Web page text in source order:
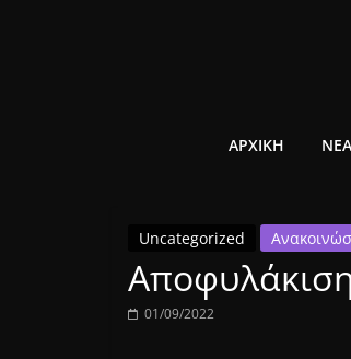
ελεύθερο
1431AM
ΑΡΧΙΚΗ ΝΕΑ
Uncategorized
01/09/2022